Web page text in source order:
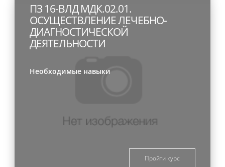
ПЗ 16-ВЛД МДК.02.01.
ОСУЩЕСТВЛЕНИЕ ЛЕЧЕБНО-
ДИАГНОСТИЧЕСКОЙ
ДЕЯТЕЛЬНОСТИ
Необходимые навыки
Пройти курс